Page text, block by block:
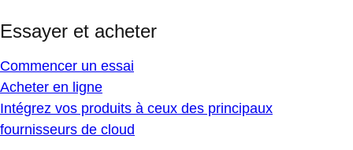
Essayer et acheter
Commencer un essai
Acheter en ligne
Intégrez vos produits à ceux des principaux
fournisseurs de cloud